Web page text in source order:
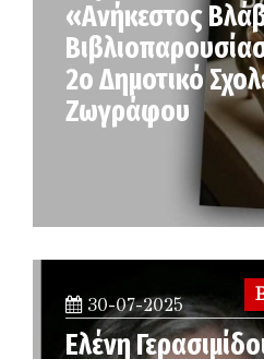
«Ανήκεστος
2ο Δημοτικό
Ζωγράφου
30-07-2025
Ελένη